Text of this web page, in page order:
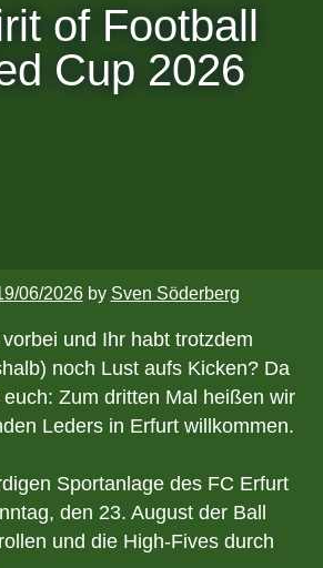
of Football
Cup 2026
06/2026by Sven Söderberg
und Ihr habt trotzdem
noch Lust aufs Kicken? Da
Zum dritten Mal heißen wir
Leders in Erfurt willkommen.
Sportanlage des FC Erfurt
den 23. August der Ball
und die High-Fives durch